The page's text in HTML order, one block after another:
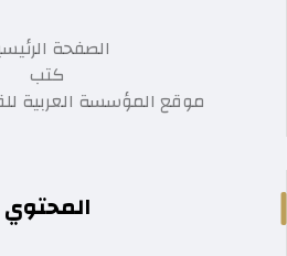
الصفحة
كتب
موقع المؤسسة العربية
المحتوي